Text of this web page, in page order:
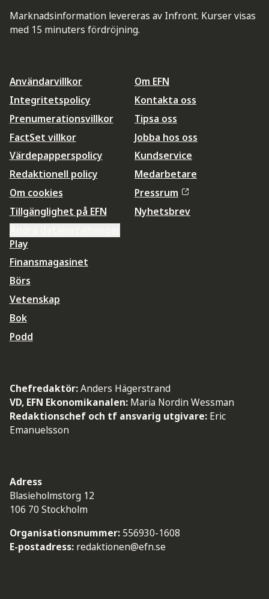
Marknadsinformation levereras av Infront. Kurser visas
med 15 minuters fördröjning.
Användarvillkor
Integritetspolicy
Prenumerationsvillkor
FactSet villkor
Värdepapperspolicy
Redaktionell policy
Om cookies
Tillgänglighet på EFN
Om EFN
Kontakta oss
Tipsa oss
Jobba hos oss
Kundservice
Medarbetare
Pressrum
Nyhetsbrev
Play
Finansmagasinet
Börs
Vetenskap
Bok
Podd
Chefredaktör:Anders Hägerstrand
VD, EFN Ekonomikanalen: Maria Nordin Wessman
Redaktionschef och tf ansvarig utgivare: Eric
Emanuelsson
Adress
Blasieholmstorg 12
106 70 Stockholm
Organisationsnummer: 556930-1608
E-postadress: redaktionen@efn.se